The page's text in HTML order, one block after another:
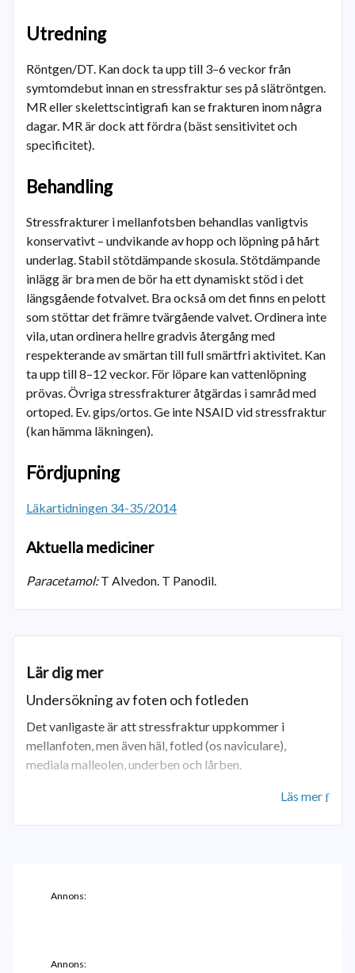
Utredning
Röntgen/DT. Kan dock ta upp till 3–6 veckor från
symtomdebut innan en stressfraktur ses på slätröntgen.
MR eller skelettscintigrafi kan se frakturen inom några
dagar. MR är dock att fördra (bäst sensitivitet och
specificitet).
Behandling
Stressfrakturer i mellanfotsben behandlas vanligtvis
konservativt – undvikande av hopp och löpning på hårt
underlag. Stabil stötdämpande skosula. Stötdämpande
inlägg är bra men de bör ha ett dynamiskt stöd i det
längsgående fotvalvet. Bra också om det finns en pelott
som stöttar det främre tvärgående valvet. Ordinera inte
vila, utan ordinera hellre gradvis återgång med
respekterande av smärtan till full smärtfri aktivitet. Kan
ta upp till 8–12 veckor. För löpare kan vattenlöpning
prövas. Övriga stressfrakturer åtgärdas i samråd med
ortoped. Ev. gips/ortos. Ge inte NSAID vid stressfraktur
(kan hämma läkningen).
Fördjupning
Läkartidningen 34-35/2014
Aktuella mediciner
Paracetamol:T Alvedon. T Panodil.
Lär dig mer
Undersökning av foten och fotleden
Det vanligaste är att stressfraktur uppkommer i
mellanfoten, men även häl, fotled (os naviculare),
mediala malleolen, underben och lårben.
Undersökning av fot och fotled inleds med inspektion.
Detta görs med patienten stående och undersökaren
rupturer eller förtjockningar. Därefter inspekteras, med
Läs mer
Annons:
Annons: